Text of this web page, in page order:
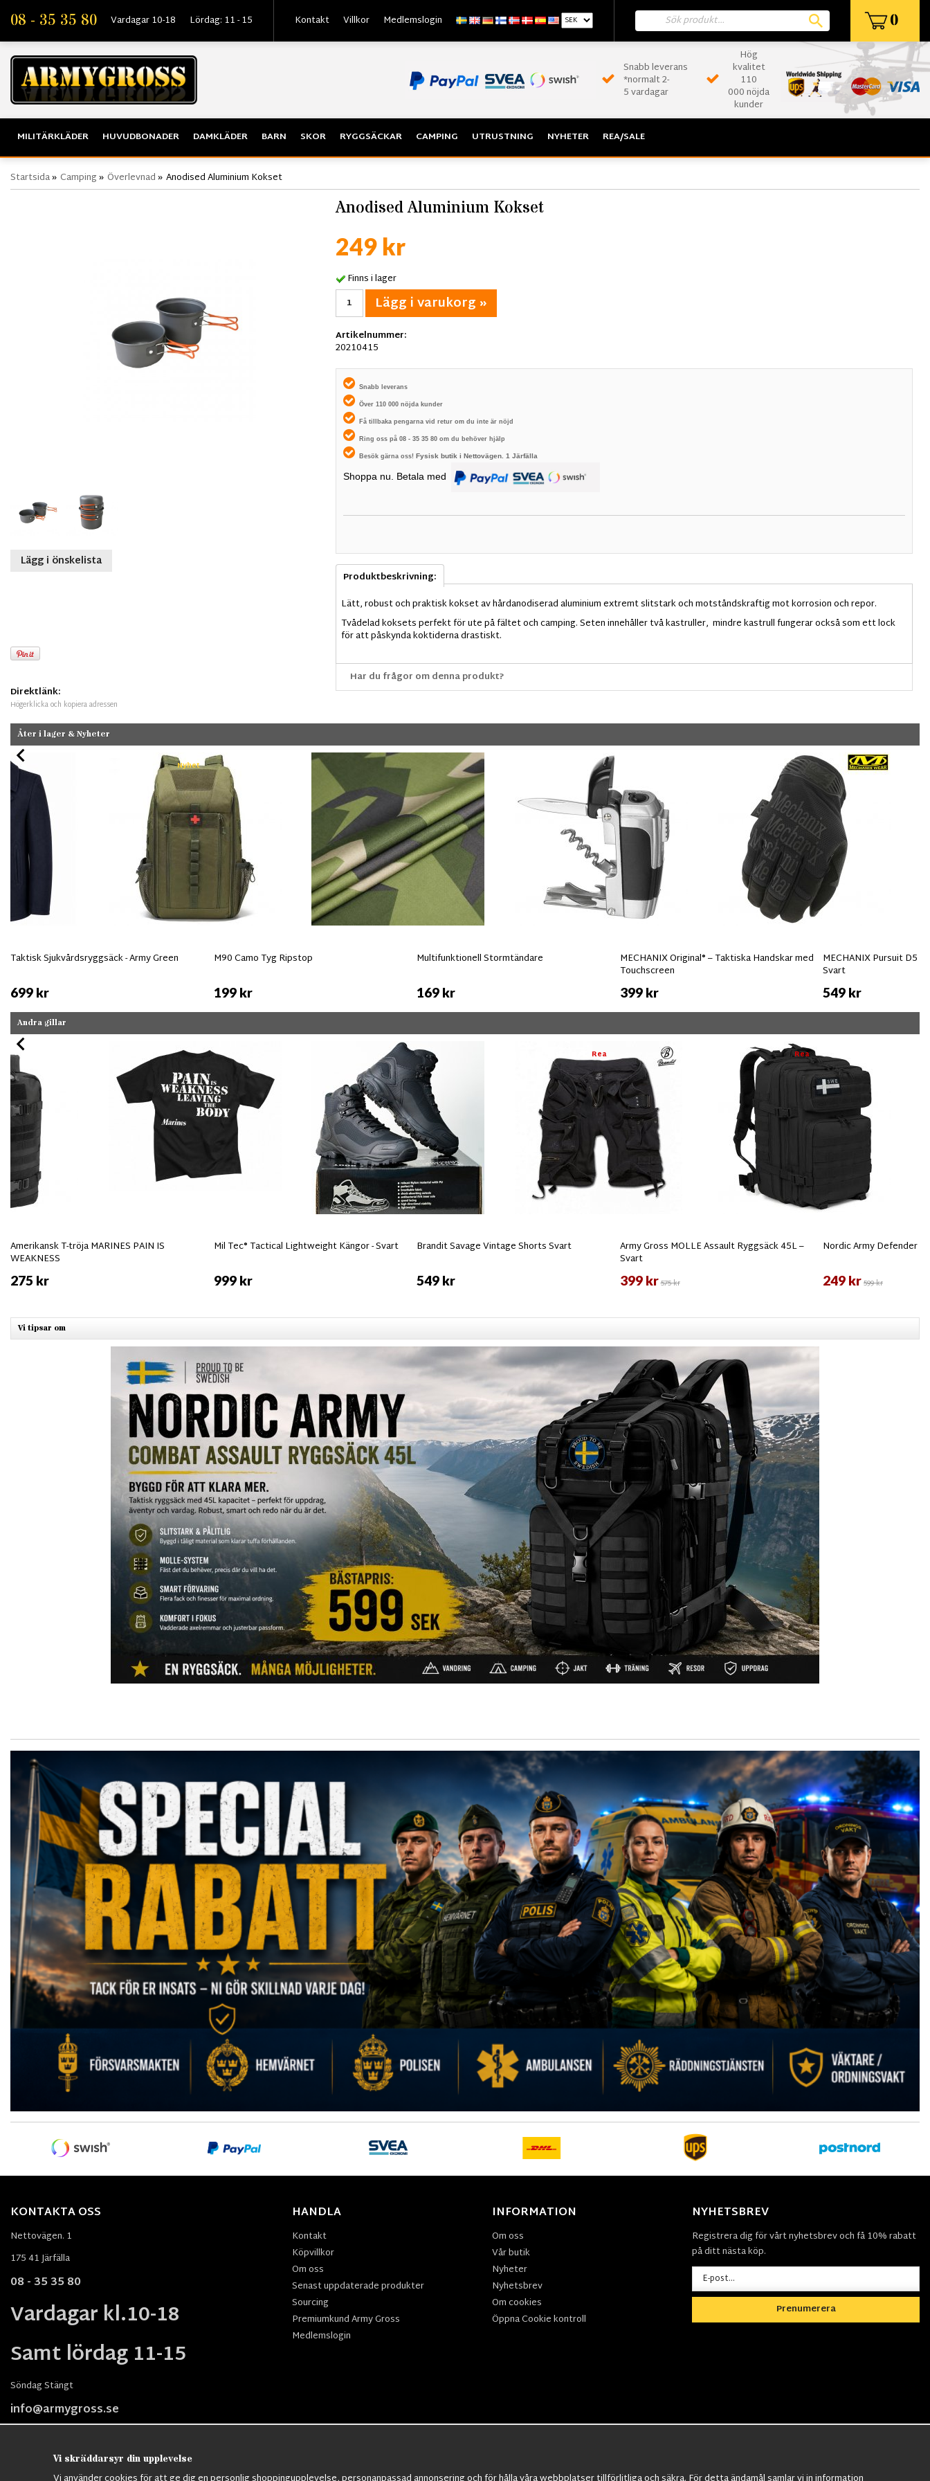
08 - 35 35 80 Vardagar 10-18 Lördag: 11 - 15 Kontakt Villkor Medlemslogin 0
Snabb leverans
*normalt 2-
5 vardagar
Hög
kvalitet
110
000 nöjda
kunder
MILITÄRKLÄDER
HUVUDBONADER DAMKLÄDER BARN SKOR RYGGSÄCKAR CAMPING UTRUSTNING NYHETER REA/SALE
Startsida» Camping» Överlevnad» Anodised Aluminium Kokset
Lägg i önskelista
Direktlänk:
Högerklicka och kopiera adressen
Anodised Aluminium Kokset
249 kr
Finns i lager
Lägg i varukorg »
Artikelnummer:
20210415
Snabb leverans
Över 110 000 nöjda kunder
Få tillbaka pengarna vid retur om du inte är nöjd
Ring oss på 08 - 35 35 80 om du behöver hjälp
Besök gärna oss! Fysisk butik i Nettovägen. 1 Järfälla
Shoppa nu. Betala med
Produktbeskrivning:
Lätt, robust och praktisk kokset av hårdanodiserad aluminium extremt slitstark och motståndskraftig mot korrosion och repor.
Tvådelad koksets perfekt för ute på fältet och camping. Seten innehåller två kastruller, mindre kastrull fungerar också som ett lock
för att påskynda koktiderna drastiskt.
Har du frågor om denna produkt?
Åter i lager & Nyheter
Nyhet
Taktisk Sjukvårdsryggsäck - Army Green
699 kr
M90 Camo Tyg Ripstop
199 kr
Multifunktionell Stormtändare
169 kr
MECHANIX Original® – Taktiska Handskar med
Touchscreen
399 kr
MECHANIX Pursuit D5
Svart
549 kr
Andra gillar
Amerikansk T-tröja MARINES PAIN IS
WEAKNESS
275 kr
Mil Tec® Tactical Lightweight Kängor - Svart
999 kr
Rea
Brandit Savage Vintage Shorts Svart
549 kr
Rea
Army Gross MOLLE Assault Ryggsäck 45L –
Svart
399 kr575 kr
Nordic Army Defender
249 kr599 kr
Vi tipsar om
KONTAKTA OSS
Nettovägen. 1
175 41 Järfälla
08 - 35 35 80
Vardagar kl.10-18
Samt lördag 11-15
Söndag Stängt
info@armygross.se
HANDLA
Kontakt
Köpvillkor
Om oss
Senast uppdaterade produkter
Sourcing
Premiumkund Army Gross
Medlemslogin
INFORMATION
Om oss
Vår butik
Nyheter
Nyhetsbrev
Om cookies
Öppna Cookie kontroll
NYHETSBREV
Registrera dig för vårt nyhetsbrev och få 10% rabatt
på ditt nästa köp.
Prenumerera
Vi skräddarsyr din upplevelse